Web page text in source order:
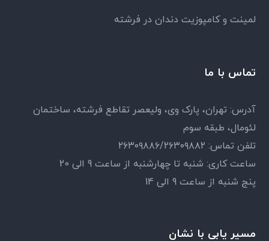
لمینت و کامپوزیت دندان در فرشته
تماس با ما
آدرس: تهران، پارک وی، ولیعصر تقاطع فرشته، ساختمان
لئومال، طبقه سوم
تلفن تماس: ۲۶۳۰۹۸۸۶/۲۶۳۰۹۸۸۲
ساعت کاری: شنبه تا چهارشنبه از ساعت 9 الی 20
پنج شنبه از ساعت 9 الی 14
مسیر یابی با نشان